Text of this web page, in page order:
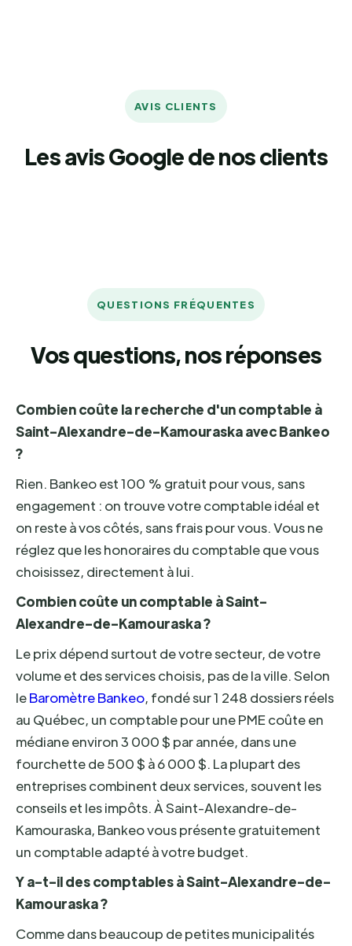
AVIS CLIENTS
Les avis Google de nos clients
QUESTIONS FRÉQUENTES
Vos questions, nos réponses
Combien coûte la recherche d'un comptable à
Saint-Alexandre-de-Kamouraska avec Bankeo
?
Rien. Bankeo est 100 % gratuit pour vous, sans
engagement : on trouve votre comptable idéal et
on reste à vos côtés, sans frais pour vous. Vous ne
réglez que les honoraires du comptable que vous
choisissez, directement à lui.
Combien coûte un comptable à Saint-
Alexandre-de-Kamouraska ?
Le prix dépend surtout de votre secteur, de votre
volume et des services choisis, pas de la ville. Selon
leBaromètre Bankeo, fondé sur 1 248 dossiers réels
au Québec, un comptable pour une PME coûte en
médiane environ 3 000 $ par année, dans une
fourchette de 500 $ à 6 000 $. La plupart des
entreprises combinent deux services, souvent les
conseils et les impôts. À Saint-Alexandre-de-
Kamouraska, Bankeo vous présente gratuitement
un comptable adapté à votre budget.
Y a-t-il des comptables à Saint-Alexandre-de-
Kamouraska ?
Comme dans beaucoup de petites municipalités